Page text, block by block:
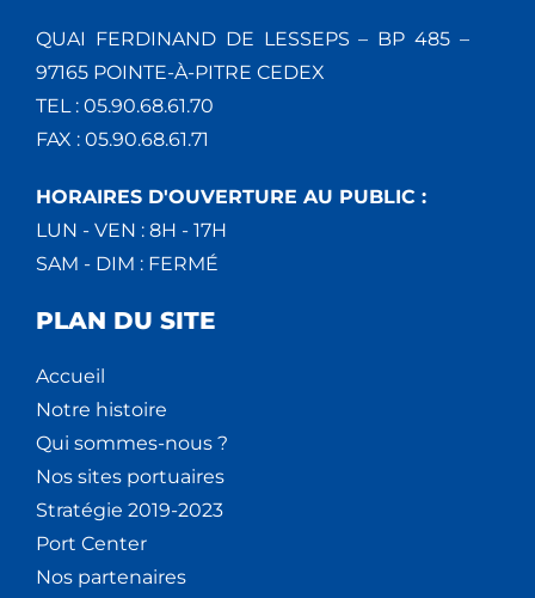
QUAI FERDINAND DE LESSEPS – BP 485 –
97165 POINTE-À-PITRE CEDEX
TEL : 05.90.68.61.70
FAX : 05.90.68.61.71
HORAIRES D'OUVERTURE AU PUBLIC :
LUN - VEN : 8H - 17H
SAM - DIM : FERMÉ
PLAN DU SITE
Accueil
Notre histoire
Qui sommes-nous ?
Nos sites portuaires
Stratégie 2019-2023
Port Center
Nos partenaires